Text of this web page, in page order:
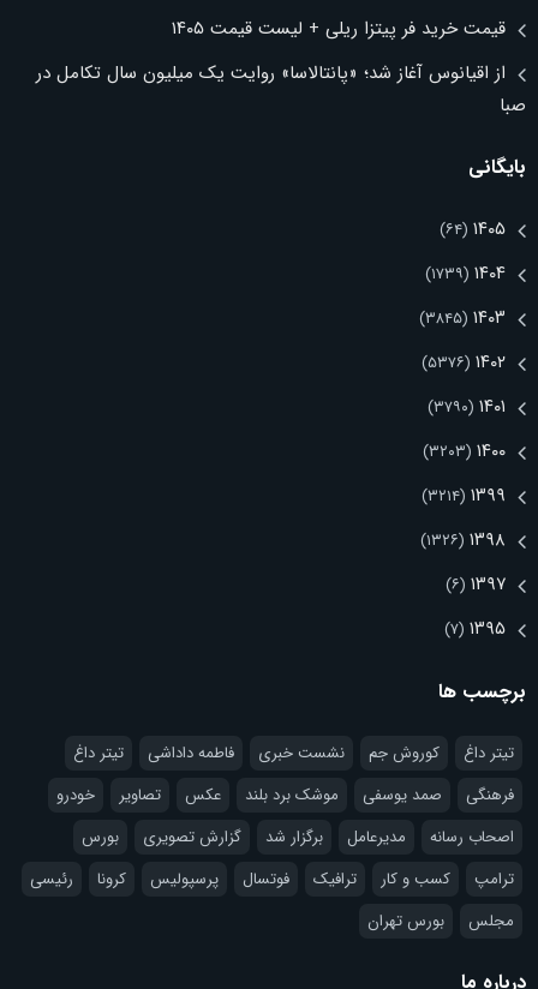
قیمت خرید فر پیتزا ریلی + لیست قیمت ۱۴۰۵
از اقیانوس آغاز شد؛ «پانتالاسا» روایت یک میلیون سال تکامل در
صبا
بایگانی
۱۴۰۵ (۶۴)
۱۴۰۴ (۱۷۳۹)
۱۴۰۳ (۳۸۴۵)
۱۴۰۲ (۵۳۷۶)
۱۴۰۱ (۳۷۹۰)
۱۴۰۰ (۳۲۰۳)
۱۳۹۹ (۳۲۱۴)
۱۳۹۸ (۱۳۲۶)
۱۳۹۷ (۶)
۱۳۹۵ (۷)
برچسب ها
تیتر داغ کوروش جم نشست خبری فاطمه داداشی
تيتر داغ
فرهنگی
صمد یوسفی موشک برد بلند عکس تصاویر
خودرو
اصحاب رسانه
مدیرعامل برگزار شد گزارش تصویری
بورس
ترامپ
کسب و کار ترافیک فوتسال پرسپولیس کرونا
رئیسی
مجلس
بورس تهران
درباره ما